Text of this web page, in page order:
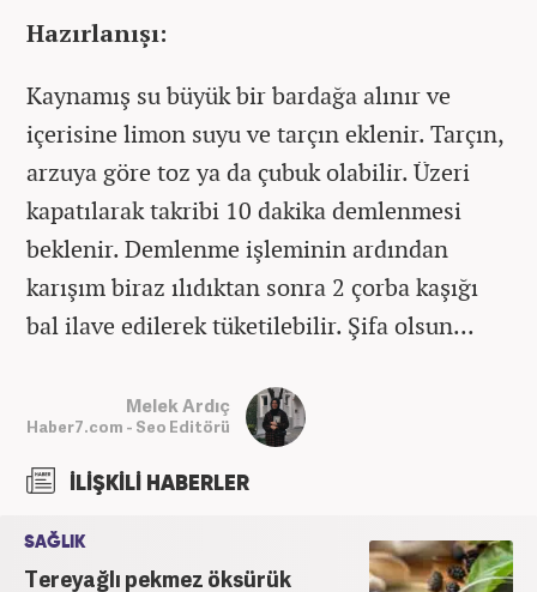
Hazırlanışı:
Kaynamış su büyük bir bardağa alınır ve
içerisine limon suyu ve tarçın eklenir. Tarçın,
arzuya göre toz ya da çubuk olabilir. Üzeri
kapatılarak takribi 10 dakika demlenmesi
beklenir. Demlenme işleminin ardından
karışım biraz ılıdıktan sonra 2 çorba kaşığı
bal ilave edilerek tüketilebilir. Şifa olsun...
Melek Ardıç
Haber7.com - Seo Editörü
İLİŞKİLİ HABERLER
SAĞLIK
Tereyağlı pekmez öksürük